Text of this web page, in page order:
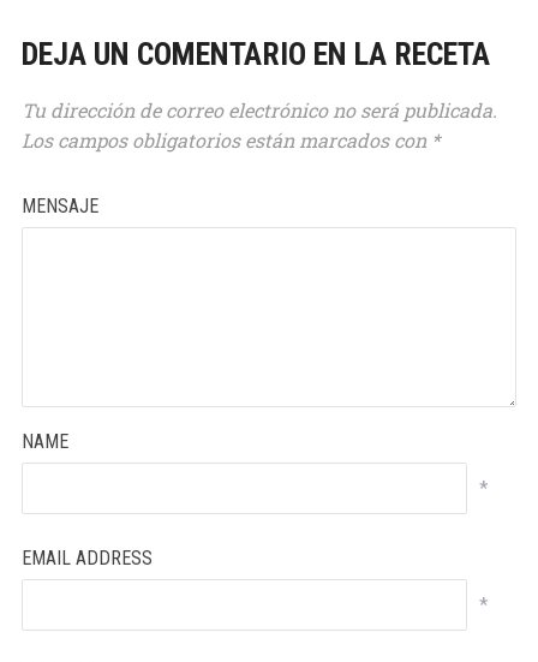
DEJA UN COMENTARIO EN LA RECETA
Tu dirección de correo electrónico no será publicada.
Los campos obligatorios están marcados con *
MENSAJE
NAME
*
EMAIL ADDRESS
*